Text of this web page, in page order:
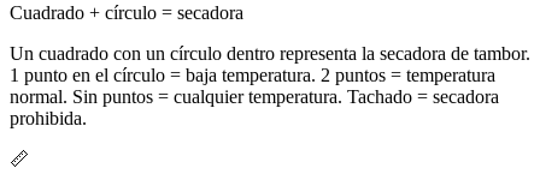
Cuadrado + círculo = secadora
Un cuadrado con un círculo dentro representa la secadora de tambor.
1 punto en el círculo = baja temperatura. 2 puntos = temperatura
normal. Sin puntos = cualquier temperatura. Tachado = secadora
prohibida.
📏